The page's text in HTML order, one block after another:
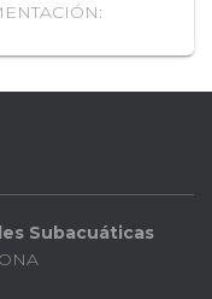
Subacuáticas